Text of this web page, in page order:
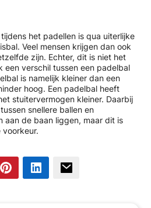
het padellen is qua uiterlijke
Veel mensen krijgen dan ook
zijn. Echter, dit is niet het
een verschil tussen een padelbal
is namelijk kleiner dan een
hoog. Een padelbal heeft
stuitervermogen kleiner. Daarbij
snellere ballen en
aan de baan liggen, maar dit is
voorkeur.